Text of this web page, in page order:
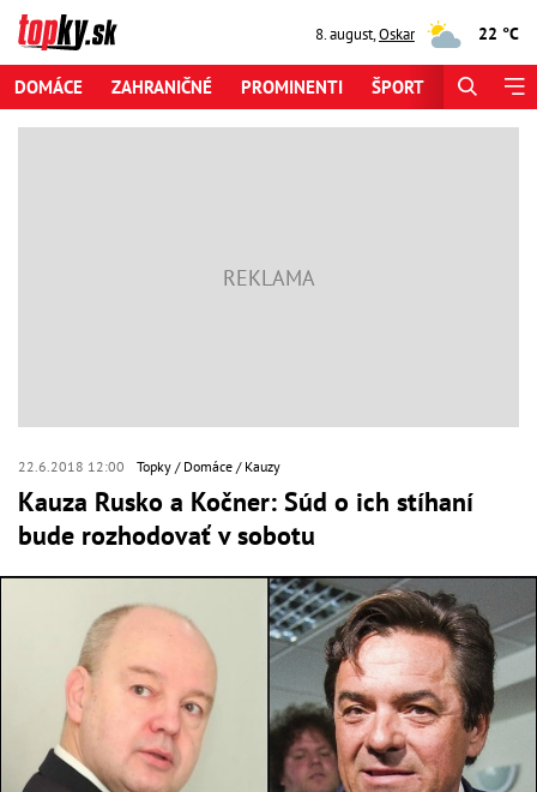
8. august,Oskar 22 °C
DOMÁCE ZAHRANIČNÉ PROMINENTI ŠPORT
22.6.2018 12:00 Topky Domáce Kauzy
Kauza Rusko a Kočner: Súd o ich stíhaní
bude rozhodovať v sobotu